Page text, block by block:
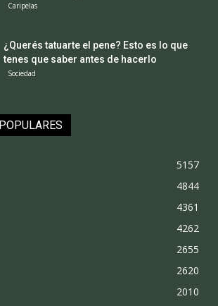
Caripelas
¿Querés tatuarte el pene? Esto es lo que
tenes que saber antes de hacerlo
Sociedad
5157
4844
4361
4262
2655
2620
2010